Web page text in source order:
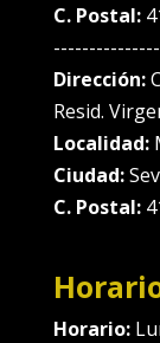
C. Postal:
Dirección:
Resid.
Localidad:
Ciudad:
C. Postal:
Horario: